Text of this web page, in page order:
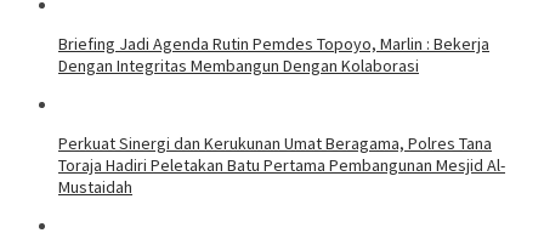
Briefing Jadi Agenda Rutin Pemdes Topoyo, Marlin : Bekerja
Dengan Integritas Membangun Dengan Kolaborasi
Perkuat Sinergi dan Kerukunan Umat Beragama, Polres Tana
Toraja Hadiri Peletakan Batu Pertama Pembangunan Mesjid Al-
Mustaidah